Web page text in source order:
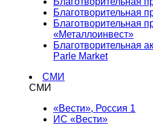
Благотворительная
Благотворительная
«Металлоинвест»
Благотворительная
Parle Market
СМИ
СМИ
«Вести», Россия 1
ИС «Вести»